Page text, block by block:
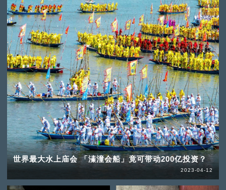
世界最大水上庙会 「溱潼会船」竟可带动200亿投资？
2023-04-12